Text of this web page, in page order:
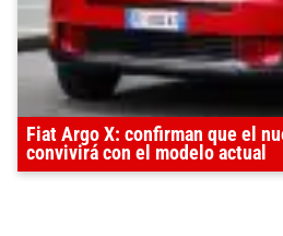
Fiat Argo X: confirman que el
convivirá con el modelo actual